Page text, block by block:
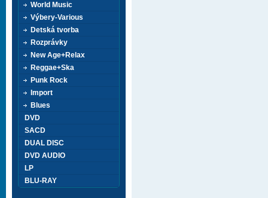
World Music
Výbery-Various
Detská tvorba
Rozprávky
New Age+Relax
Reggae+Ska
Punk Rock
Import
Blues
DVD
SACD
DUAL DISC
DVD AUDIO
LP
BLU-RAY